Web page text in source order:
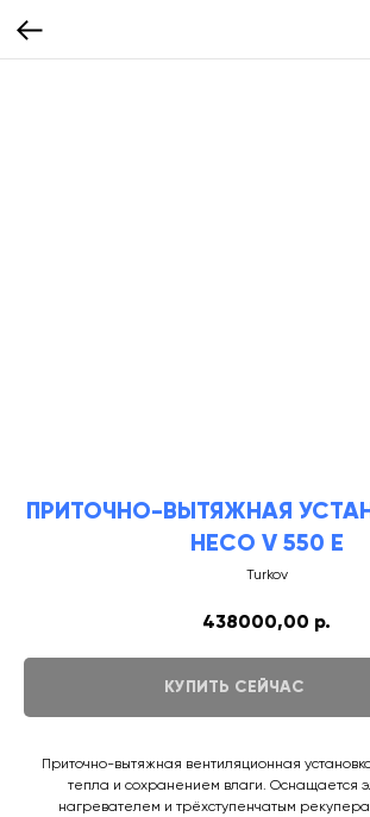
ПРИТОЧНО-ВЫТЯЖНАЯ
HECO V 550 E
Turkov
438000,00 р.
КУПИТЬ СЕЙЧАС
Приточно-вытяжная вентиляционная
тепла и сохранением влаги. Оснащается
нагревателем и трёхступенчатым